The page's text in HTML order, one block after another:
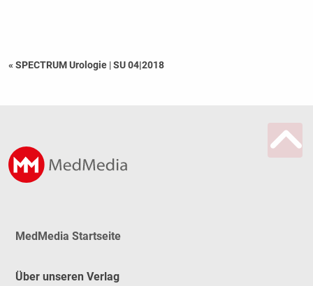
« SPECTRUM Urologie |SU 04|2018
MedMedia Startseite
Über unseren Verlag